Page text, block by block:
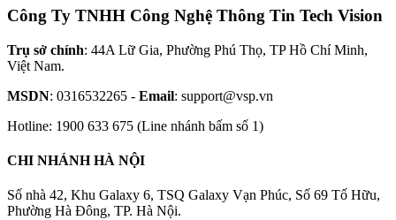
Công Ty TNHH Công Nghệ Thông Tin Tech Vision
Trụ sở chính: 44A Lữ Gia, Phường Phú Thọ, TP Hồ Chí Minh,
Việt Nam.
MSDN: 0316532265 - Email: support@vsp.vn
Hotline: 1900 633 675 (Line nhánh bấm số 1)
CHI NHÁNH HÀ NỘI
Số nhà 42, Khu Galaxy 6, TSQ Galaxy Vạn Phúc, Số 69 Tố Hữu,
Phường Hà Đông, TP. Hà Nội.